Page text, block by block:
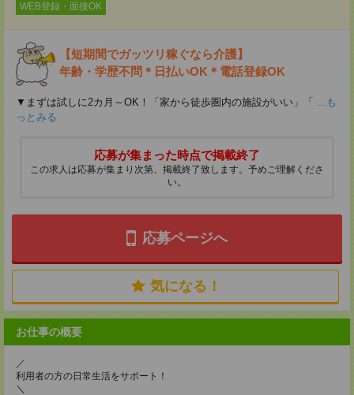
WEB登録・面接OK
【短期間でガッツリ稼ぐなら介護】
年齢・学歴不問＊日払いOK＊電話登録OK
▼まずは試しに2カ月～OK！「家から徒歩圏内の施設がいい」「 ...も
っとみる
応募が集まった時点で掲載終了
この求人は応募が集まり次第、掲載終了致します。予めご理解くださ
い。
応募ページへ
気になる！
お仕事の概要
／
利用者の方の日常生活をサポート！
＼